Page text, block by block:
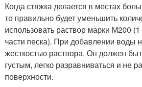
Когда стяжка делается в местах
то правильно будет уменьшить
использовать раствор марки М200
части песка). При добавлении воды
жесткостью раствора. Он должен
густым, легко разравниваться и не
поверхности.